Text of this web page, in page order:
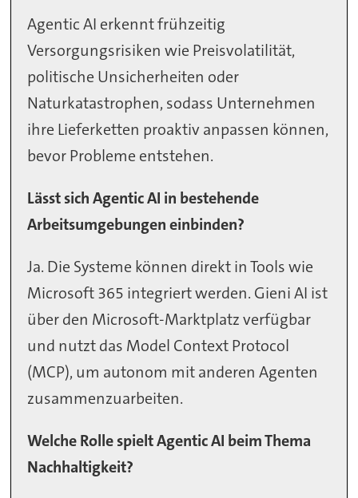
Agentic AI erkennt frühzeitig
Versorgungsrisiken wie Preisvolatilität,
politische Unsicherheiten oder
Naturkatastrophen, sodass Unternehmen
ihre Lieferketten proaktiv anpassen können,
bevor Probleme entstehen.
Lässt sich Agentic AI in bestehende
Arbeitsumgebungen einbinden?
Ja. Die Systeme können direkt in Tools wie
Microsoft 365 integriert werden. Gieni AI ist
über den Microsoft-Marktplatz verfügbar
und nutzt das Model Context Protocol
(MCP), um autonom mit anderen Agenten
zusammenzuarbeiten.
Welche Rolle spielt Agentic AI beim Thema
Nachhaltigkeit?